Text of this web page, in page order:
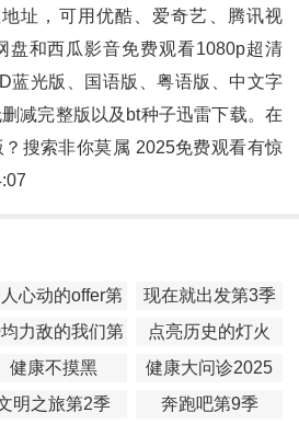
址，可用优酷、爱奇艺、腾讯视
盘和西瓜影音免费观看1080p超清
蓝光版、国语版、粤语版、中文字
减完整版以及bt种子迅雷下载。在
搜索非你莫属 2025免费观看有惊
心动的offer第
7季
现在就出发第3季
力敌的我们第
2季
点亮历史的灯火
健康不摸黑
健康大问诊2025
明之旅第2季 奔跑吧第9季